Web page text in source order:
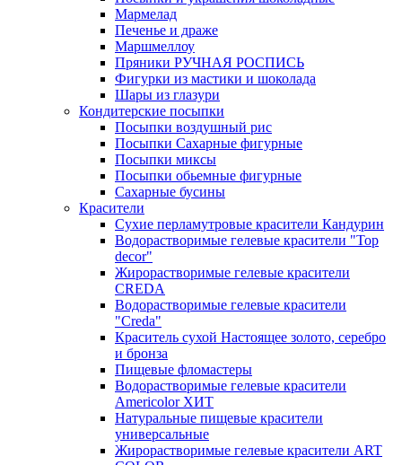
Мармелад
Печенье и драже
Маршмеллоу
Пряники РУЧНАЯ РОСПИСЬ
Фигурки из мастики и шоколада
Шары из глазури
Кондитерские посыпки
Посыпки воздушный рис
Посыпки Сахарные фигурные
Посыпки миксы
Посыпки обьемные фигурные
Сахарные бусины
Красители
Сухие перламутровые красители Кандурин
Водорастворимые гелевые красители "Top
decor"
Жирорастворимые гелевые красители
CREDA
Водорастворимые гелевые красители
"Creda"
Краситель сухой Настоящее золото, серебро
и бронза
Пищевые фломастеры
Водорастворимые гелевые красители
Americolor ХИТ
Натуральные пищевые красители
универсальные
Жирорастворимые гелевые красители ART